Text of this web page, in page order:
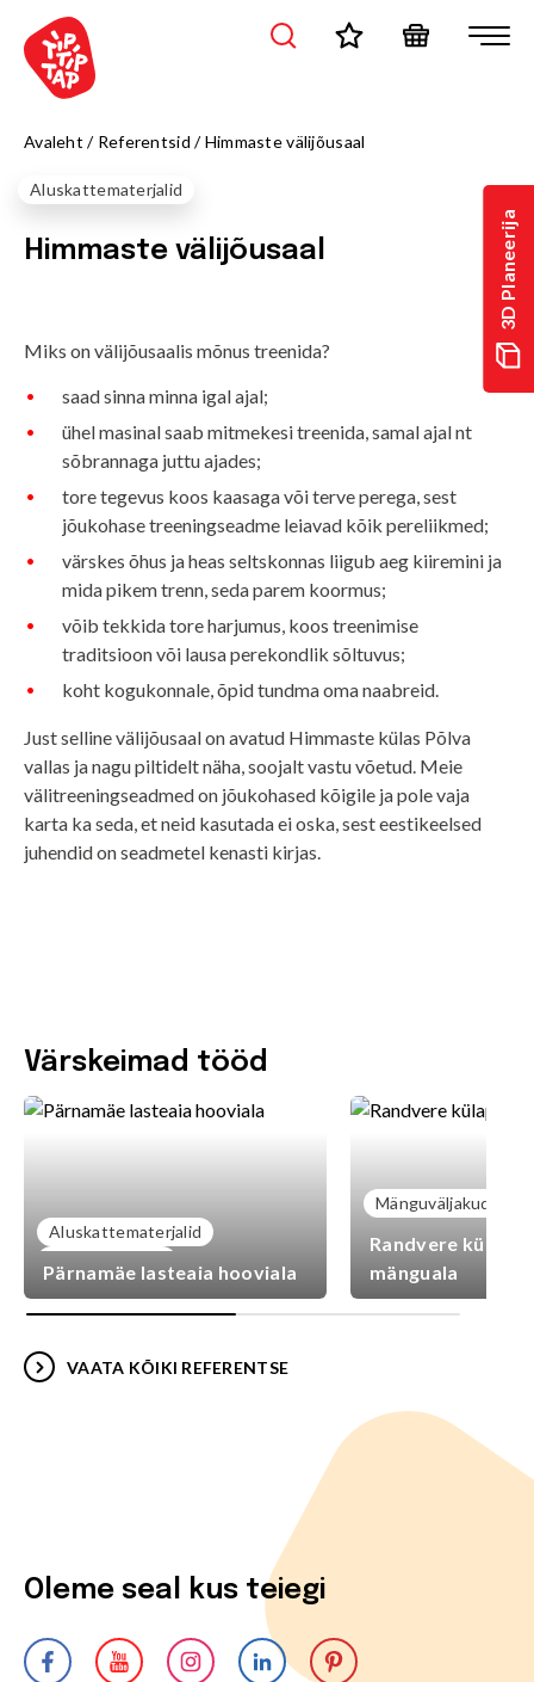
3D Planeerija
Avaleht / Referentsid /Himmaste välijõusaal
Aluskattematerjalid
Himmaste välijõusaal
Miks on välijõusaalis mõnus treenida?
saad sinna minna igal ajal;
ühel masinal saab mitmekesi treenida, samal ajal nt
sõbrannaga juttu ajades;
tore tegevus koos kaasaga või terve perega, sest
jõukohase treeningseadme leiavad kõik pereliikmed;
värskes õhus ja heas seltskonnas liigub aeg kiiremini ja
mida pikem trenn, seda parem koormus;
võib tekkida tore harjumus, koos treenimise
traditsioon või lausa perekondlik sõltuvus;
koht kogukonnale, õpid tundma oma naabreid.
Just selline välijõusaal on avatud Himmaste külas Põlva
vallas ja nagu piltidelt näha, soojalt vastu võetud. Meie
välitreeningseadmed on jõukohased kõigile ja pole vaja
karta ka seda, et neid kasutada ei oska, sest eestikeelsed
juhendid on seadmetel kenasti kirjas.
Värskeimad tööd
Aluskattematerjalid
Pärnamäe lasteaia hooviala
Mänguväljakud
Randvere
mänguala
VAATA KÕIKI REFERENTSE
Oleme seal kus teiegi